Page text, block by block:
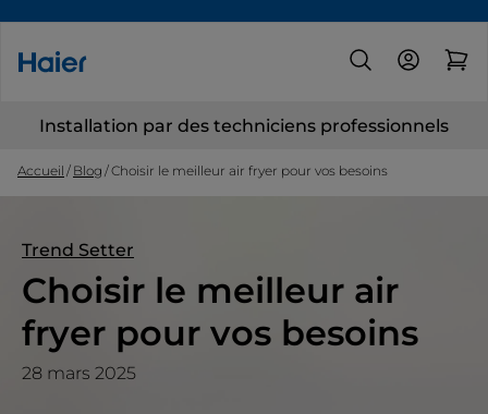
Installation par des techniciens professionnels
Accueil Blog Choisir le meilleur air fryer pour vos besoins
Trend Setter
Choisir le meilleur air
fryer pour vos besoins
28 mars 2025